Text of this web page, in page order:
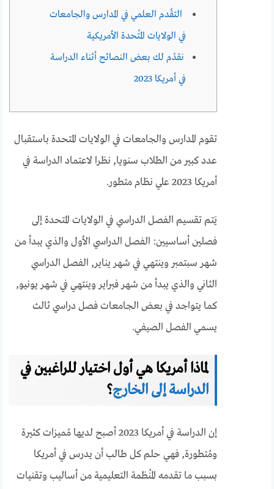
التقُدم العلمي في المدارس والجامعات
في الولايات المُتحدة الأمريكية
نقدُم لك بعض النصائح أثناء الدراسة
في أمريكا 2023
تقوم المدارس والجامعات في الولايات المتحدة باستقبال
عدد كبير من الطلاب سنويا, نظرا لاعتماد الدراسة في
أمريكا 2023 علي نظام متطور.
يَتم تقسيم الفصل الدراسي في الولايات المتحدة إلى
فصلين أساسيين: الفصل الدراسي الأول والذي يبدأ من
شهر سبتمبر وينتهي في شهر يناير, الفصل الدراسي
الثاني والذي يبدأ من شهر فبراير وينتهي في شهر يونيو,
كما يتواجد في بعض الجامعات فصل دراسي ثالث
يسمي الفصل الصيفي.
لماذا أمريكا هي أول اختيار للراغبين في
الدراسة إلى الخارج؟
إن الدراسة في أمريكا 2023 أصبح لديها مُميزات كثيرة
ومُتطورة, فهي حلم كل طالب أن يدرس في أمريكا
بسبب ما تقدمه المُنظمة التعليمية من أساليب وتقنيات